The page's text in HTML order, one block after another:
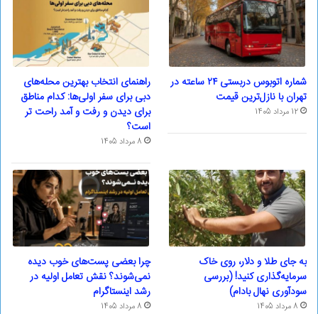
شماره اتوبوس دربستی ۲۴ ساعته در
تهران با نازل‌ترین قیمت
12 مرداد 1405
راهنمای انتخاب بهترین محله‌های
دبی برای سفر اولی‌ها: کدام مناطق
برای دیدن و رفت و آمد راحت تر
است؟
8 مرداد 1405
به جای طلا و دلار، روی خاک
سرمایه‌گذاری کنید! (بررسی
سودآوری نهال بادام)
8 مرداد 1405
چرا بعضی پست‌های خوب دیده
نمی‌شوند؟ نقش تعامل اولیه در
رشد اینستاگرام
8 مرداد 1405